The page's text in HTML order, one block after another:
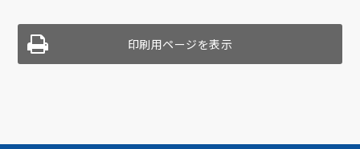
印刷用ページを表示